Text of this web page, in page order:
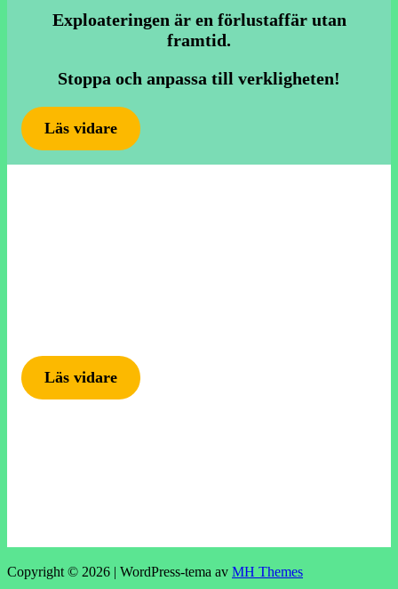
Exploateringen är en förlustaffär utan
framtid.
Stoppa och anpassa till verkligheten!
Läs vidare
Läs vidare
Copyright © 2026 | WordPress-tema av MH Themes